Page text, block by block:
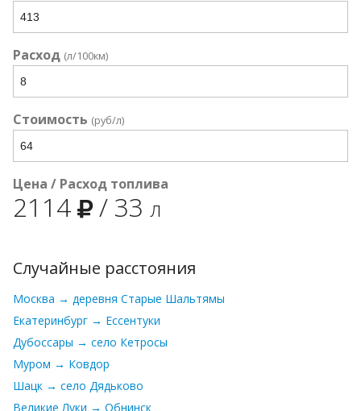
Расход (л/100км)
Стоимость (руб/л)
Цена / Расход топлива
2114 / 33 л
Случайные расстояния
Москва → деревня Старые Шальтямы
Екатеринбург → Ессентуки
Дубоссары → село Кетросы
Муром → Ковдор
Шацк → село Дядьково
Великие Луки → Обнинск